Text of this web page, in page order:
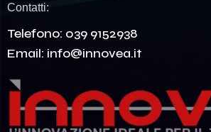
Contatti:
Telefono: 039 9152938
Email: info@innovea.it